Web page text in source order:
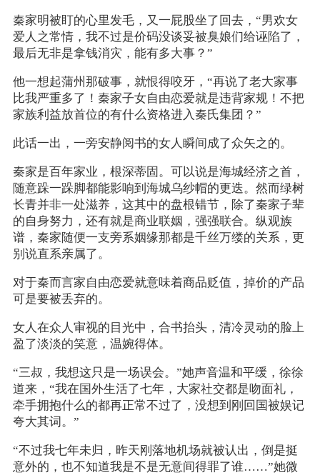
秦家明被盯的心里发毛，又一屁股坐了回去，“男欢女
爱人之常情，我不过是价码没谈妥被臭娘们给诬陷了，
最后无非是拿钱消灾，能有多大事？”
他一想起蒲州那破事，就恨得咬牙，“再说了老大家事
比我严重多了！秦家子女自由恋爱就是违背家规！不把
家族利益放首位的有什么资格进入秦氏集团？”
此话一出，一旁安静阅书的女人瞬间成了众矢之的。
秦家是百年家业，根深蒂固。可以说是海城经济之首，
随意跺一跺脚都能影响到海城乌纱帽的更迭。然而绿树
长青并非一处滋养，这其中的盘根错节，除了秦家子辈
的自身努力，还有就是商业联姻，强强联合。纵观族
谱，秦家随便一支旁系姻缘那都是千丝万缕的关系，更
别说直系亲属了。
对于秦而言家自由恋爱就意味着商品贬值，掉价的产品
可是要被丢弃的。
女人在众人审视的目光中，合书抬头，清冷灵动的脸上
盈了淡淡的笑意，温婉得体。
“三叔，我想这只是一场误会。”她声音温和平缓，徐徐
道来，“我在国外生活了七年，大家社交都是吻面礼，
牵手拥抱什么的都再正常不过了，没想到刚回国被娱记
夸大其词。”
“不过我七年未归，昨天刚落地机场就被认出，倒是挺
意外的，也不知道我是不是无意间得罪了谁……”她微